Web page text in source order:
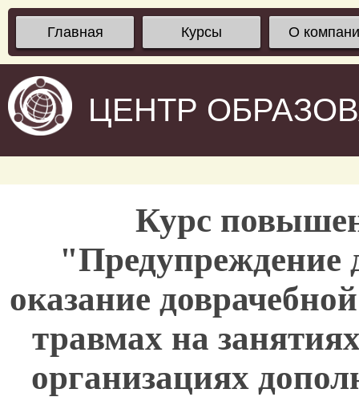
Главная Курсы О
ЦЕНТР
Курс
"Предупреждение
оказание
травмах на
организациях